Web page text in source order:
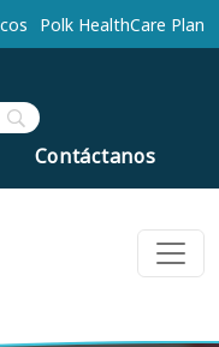
Polk HealthCare Plan
Contáctanos